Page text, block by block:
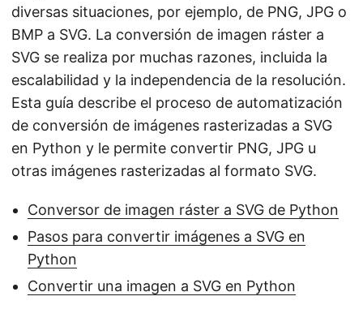
diversas situaciones, por ejemplo, de PNG, JPG o
BMP a SVG. La conversión de imagen ráster a
SVG se realiza por muchas razones, incluida la
escalabilidad y la independencia de la resolución.
Esta guía describe el proceso de automatización
de conversión de imágenes rasterizadas a SVG
en Python y le permite convertir PNG, JPG u
otras imágenes rasterizadas al formato SVG.
Conversor de imagen ráster a SVG de Python
Pasos para convertir imágenes a SVG en
Python
Convertir una imagen a SVG en Python